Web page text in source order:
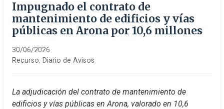
Impugnado el contrato de
mantenimiento de edificios y vías
públicas en Arona por 10,6 millones
30/06/2026
Recurso: Diario de Avisos
La adjudicación del contrato de mantenimiento de
edificios y vías públicas en Arona, valorado en 10,6